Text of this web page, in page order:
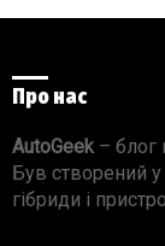
Про нас
AutoGeek– блог
Був створений
гібриди і